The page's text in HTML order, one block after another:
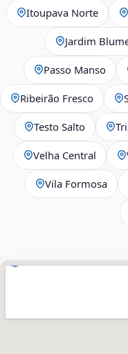
Itoupava Norte
Jardim
Passo Manso
Ribeirão Fresco
Testo Salto
Velha Central
Vila Formosa